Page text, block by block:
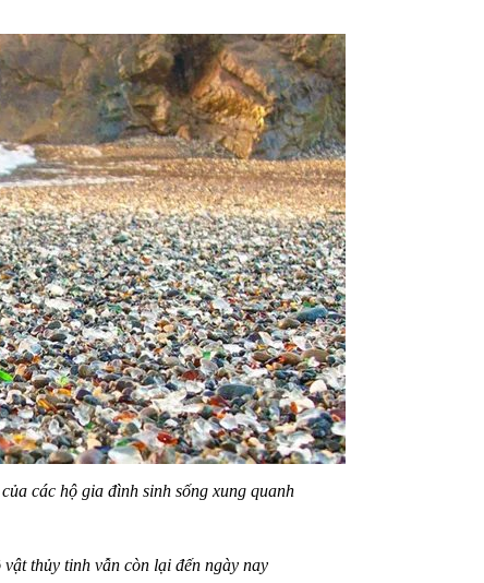
các hộ gia đình sinh sống xung quanh
thủy tinh vẫn còn lại đến ngày nay